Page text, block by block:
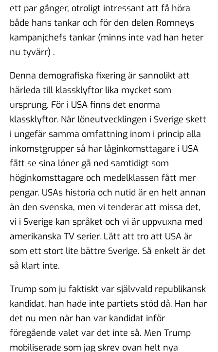
ett par gånger, otroligt intressant att få höra
både hans tankar och för den delen Romneys
kampanjchefs tankar (minns inte vad han heter
nu tyvärr) .
Denna demografiska fixering är sannolikt att
härleda till klassklyftor lika mycket som
ursprung. För i USA finns det enorma
klassklyftor. När löneutvecklingen i Sverige skett
i ungefär samma omfattning inom i princip alla
inkomstgrupper så har låginkomsttagare i USA
fått se sina löner gå ned samtidigt som
höginkomsttagare och medelklassen fått mer
pengar. USAs historia och nutid är en helt annan
än den svenska, men vi tenderar att missa det,
vi i Sverige kan språket och vi är uppvuxna med
amerikanska TV serier. Lätt att tro att USA är
som ett stort lite bättre Sverige. Så enkelt är det
så klart inte.
Trump som ju faktiskt var självvald republikansk
kandidat, han hade inte partiets stöd då. Han har
det nu men när han var kandidat inför
föregående valet var det inte så. Men Trump
mobiliserade som jag skrev ovan helt nya